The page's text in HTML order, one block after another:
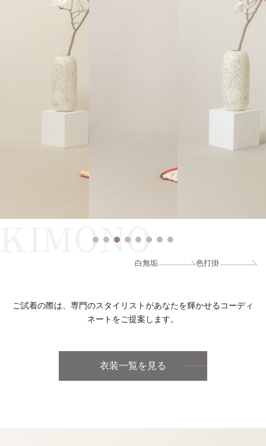
KIMONO
白無垢 色打掛
ご試着の際は、専門のスタイリストがあなたを輝かせるコーディ
ネートをご提案します。
衣装一覧を見る